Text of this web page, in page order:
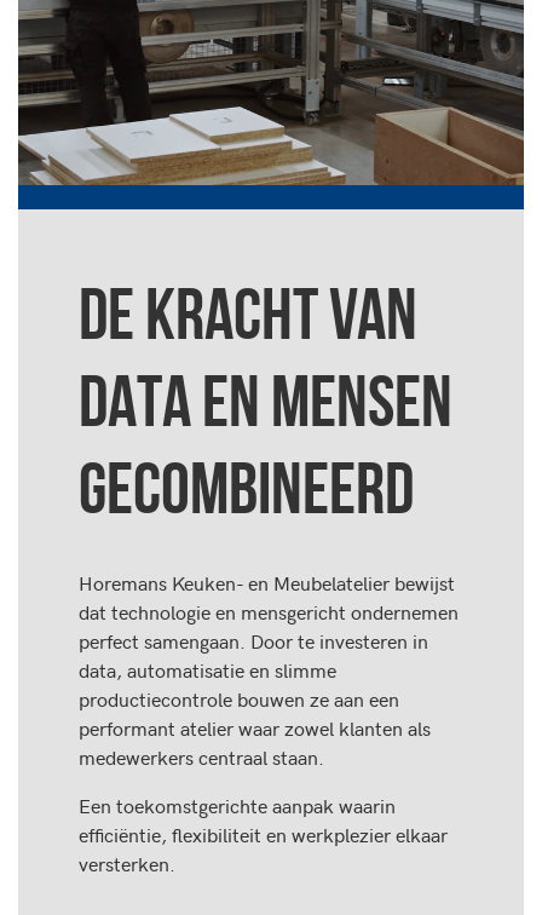
DE KRACHT VAN
DATA EN MENSEN
GECOMBINEERD
Horemans Keuken- en Meubelatelier bewijst
dat technologie en mensgericht ondernemen
perfect samengaan. Door te investeren in
data, automatisatie en slimme
productiecontrole bouwen ze aan een
performant atelier waar zowel klanten als
medewerkers centraal staan.
Een toekomstgerichte aanpak waarin
efficiëntie, flexibiliteit en werkplezier elkaar
versterken.